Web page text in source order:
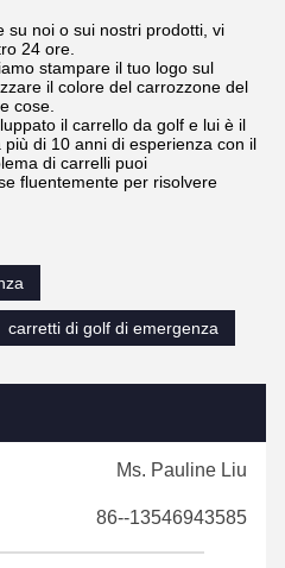
su noi o sui nostri prodotti, vi
24 ore.
stampare il tuo logo sul
il colore del carrozzone del
cose.
il carrello da golf e lui è il
di 10 anni di esperienza con il
di carrelli puoi
fluentemente per risolvere
carretti di golf di emergenza
Ms. Pauline Liu
86--13546943585